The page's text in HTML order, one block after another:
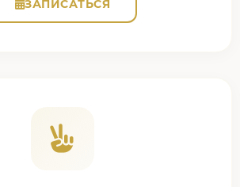
ЗАПИСАТЬСЯ